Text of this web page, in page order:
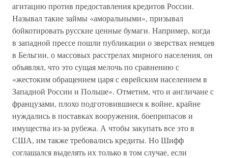
агитацию против предоставления кредитов России.
Называл такие займы «аморальными», призывал
бойкотировать русские ценные бумаги. Например, когда
в западной прессе пошли публикации о зверствах немцев
в Бельгии, о массовых расстрелах мирного населения, он
объявлял, что это сущая мелочь по сравнению с
«жестоким обращением царя с еврейским населением в
Западной России и Польше». Отметим, что и англичане с
французами, плохо подготовившиеся к войне, крайне
нуждались в поставках вооружения, боеприпасов и
имущества из-за рубежа. А чтобы закупать все это в
США, им также требовались кредиты. Но Шифф
соглашался выделять их только в том случае, если